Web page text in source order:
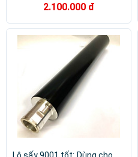
smartphone2.100.000 đ
Lô sấy 9001 tốt: Dùng cho